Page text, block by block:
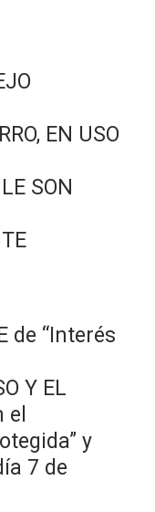
EN USO
SON
de “Interés
Y EL
el
y
7 de